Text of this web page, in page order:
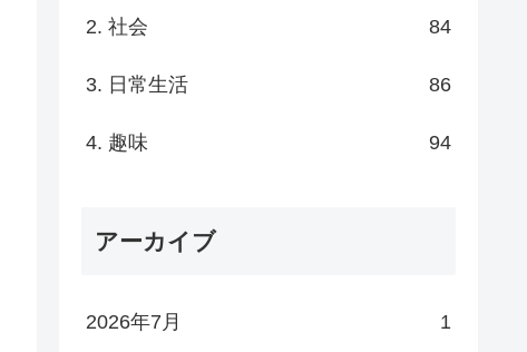
2. 社会 84
3. 日常生活 86
4. 趣味 94
アーカイブ
2026年7月 1